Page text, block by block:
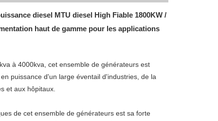
diesel MTU diesel High Fiable 1800KW /
haut de gamme pour les applications
à 4000kva, cet ensemble de générateurs est
puissance d'un large éventail d'industries, de la
et aux hôpitaux.
de cet ensemble de générateurs est sa forte